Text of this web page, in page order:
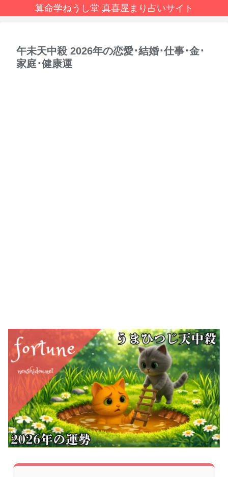
算命学ねうし堂 真喜屋まり占いサイト
午未天中殺 2026年の恋愛･結婚･仕事･金･
家庭･健康運